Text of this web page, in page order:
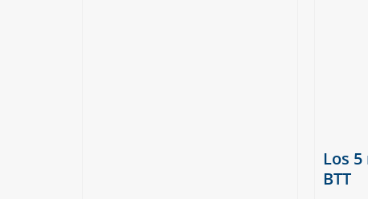
Los
BTT